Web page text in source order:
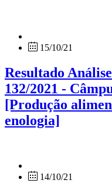
15/10/21
Resultado
132/2021 -
[Produção
enologia]
14/10/21